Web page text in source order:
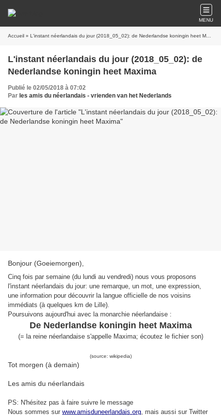
MENU
Accueil » L'instant néerlandais du jour (2018_05_02): de Nederlandse koningin heet Maxima
L'instant néerlandais du jour (2018_05_02): de
Nederlandse koningin heet Maxima
Publié le 02/05/2018 à 07:02
Par les amis du néerlandais - vrienden van het Nederlands
Bonjour (Goeiemorgen),
Cinq fois par semaine (du lundi au vendredi) nous vous proposons
l'instant néerlandais du jour: une remarque, un mot, une expression,
une information pour découvrir la langue officielle de nos voisins
immédiats (à quelques km de Lille).
Poursuivons aujourd'hui avec la monarchie néerlandaise :
De Nederlandse koningin heet Maxima
(= la reine néerlandaise s'appelle Maxima; écoutez le fichier son)
(source: wikipedia)
Tot morgen (à demain)
Les amis du néerlandais
PS: N'hésitez pas à faire suivre le message
Nous sommes sur www.amisduneerlandais.org, mais aussi sur Twitter